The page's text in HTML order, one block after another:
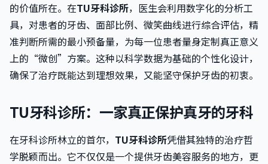
的价值所在。在TU牙科诊所，医生会利用数字化的分析工
具，对患者的牙齿、面部比例、微笑曲线进行综合评估，精
准判断所需的最小预备量，为每一位患者量身定制真正意义
上的“微创”方案。这种以科学数据为基础的个性化设计，
确保了治疗既能达到理想效果，又能坚守保护牙齿的初衷。
TU牙科诊所：一家真正保护真牙的牙科
在牙科诊所林立的首尔， TU牙科诊所凭借其独特的治疗哲
学脱颖而出。它不仅仅是一个提供牙齿美容服务的地方，更